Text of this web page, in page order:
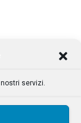
servizi.